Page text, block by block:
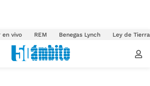
en vivo REM Benegas Lynch Ley de